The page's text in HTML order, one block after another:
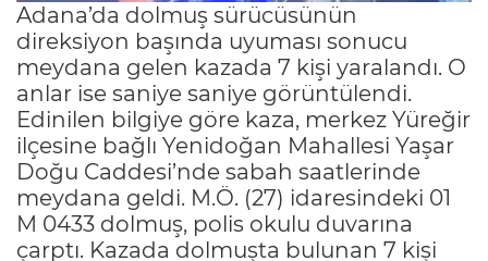
Adana’da dolmuş sürücüsünün
direksiyon başında uyuması sonucu
meydana gelen kazada 7 kişi yaralandı. O
anlar ise saniye saniye görüntülendi.
Edinilen bilgiye göre kaza, merkez Yüreğir
ilçesine bağlı Yenidoğan Mahallesi Yaşar
Doğu Caddesi’nde sabah saatlerinde
meydana geldi. M.Ö. (27) idaresindeki 01
M 0433 dolmuş, polis okulu duvarına
çarptı. Kazada dolmuşta bulunan 7 kişi